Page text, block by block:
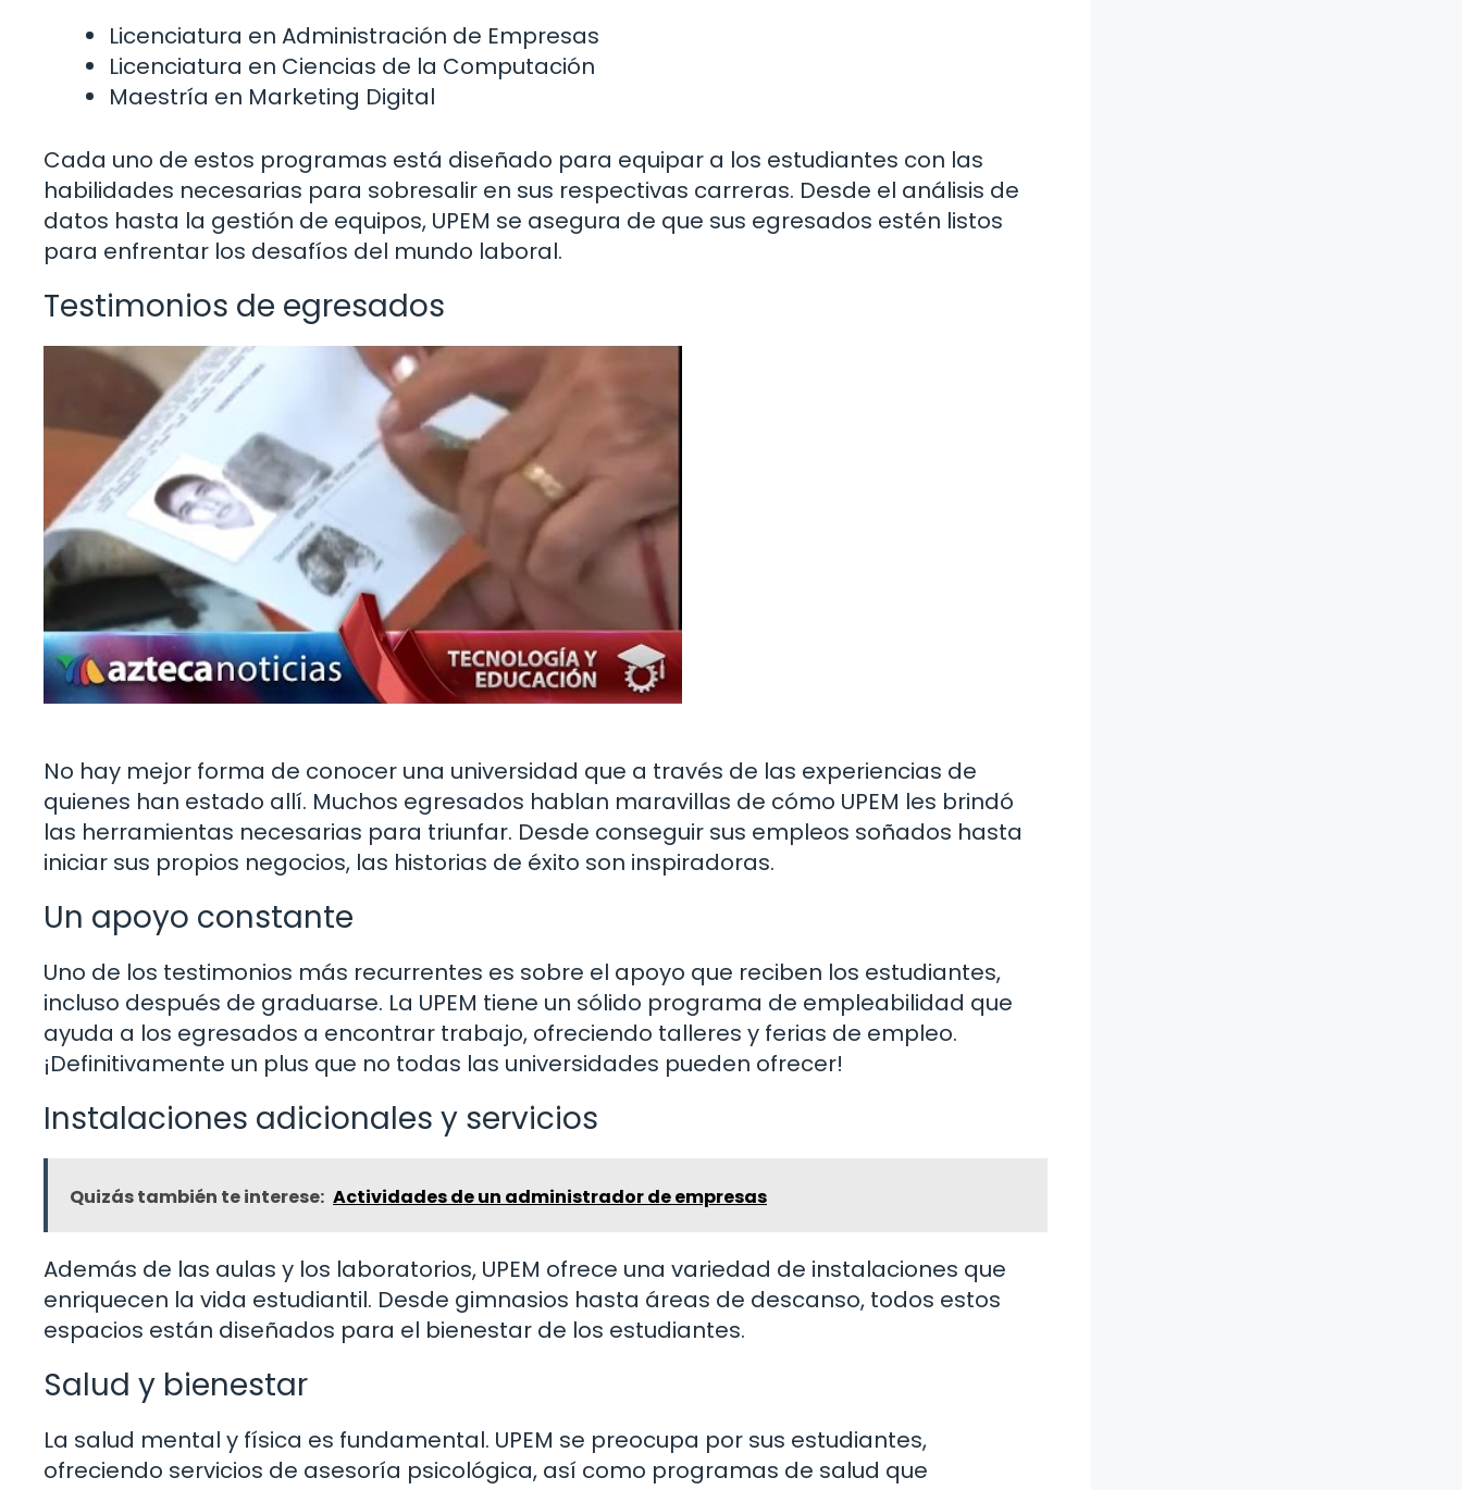
Licenciatura en Administración de Empresas
Licenciatura en Ciencias de la Computación
Maestría en Marketing Digital
Cada uno de estos programas está diseñado para equipar a los estudiantes con las
habilidades necesarias para sobresalir en sus respectivas carreras. Desde el análisis de
datos hasta la gestión de equipos, UPEM se asegura de que sus egresados estén listos
para enfrentar los desafíos del mundo laboral.
Testimonios de egresados
No hay mejor forma de conocer una universidad que a través de las experiencias de
quienes han estado allí. Muchos egresados hablan maravillas de cómo UPEM les brindó
las herramientas necesarias para triunfar. Desde conseguir sus empleos soñados hasta
iniciar sus propios negocios, las historias de éxito son inspiradoras.
Un apoyo constante
Uno de los testimonios más recurrentes es sobre el apoyo que reciben los estudiantes,
incluso después de graduarse. La UPEM tiene un sólido programa de empleabilidad que
ayuda a los egresados a encontrar trabajo, ofreciendo talleres y ferias de empleo.
¡Definitivamente un plus que no todas las universidades pueden ofrecer!
Instalaciones adicionales y servicios
Quizás también te interese: Actividades de un administrador de empresas
Además de las aulas y los laboratorios, UPEM ofrece una variedad de instalaciones que
enriquecen la vida estudiantil. Desde gimnasios hasta áreas de descanso, todos estos
espacios están diseñados para el bienestar de los estudiantes.
Salud y bienestar
La salud mental y física es fundamental. UPEM se preocupa por sus estudiantes,
ofreciendo servicios de asesoría psicológica, así como programas de salud que